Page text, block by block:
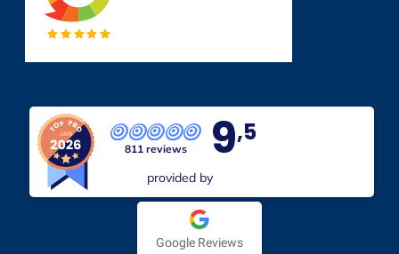
811 reviews 9,5
provided by
Google Reviews